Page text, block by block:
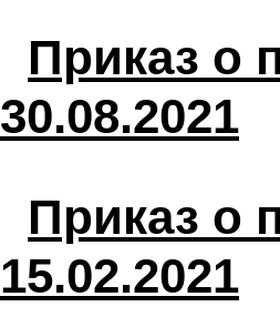
Приказ о
30.08.2021
Приказ о
15.02.2021